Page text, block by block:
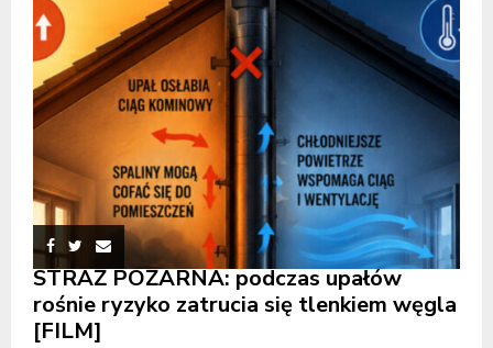
STRAŻ POŻARNA: podczas upałów
rośnie ryzyko zatrucia się tlenkiem węgla
[FILM]